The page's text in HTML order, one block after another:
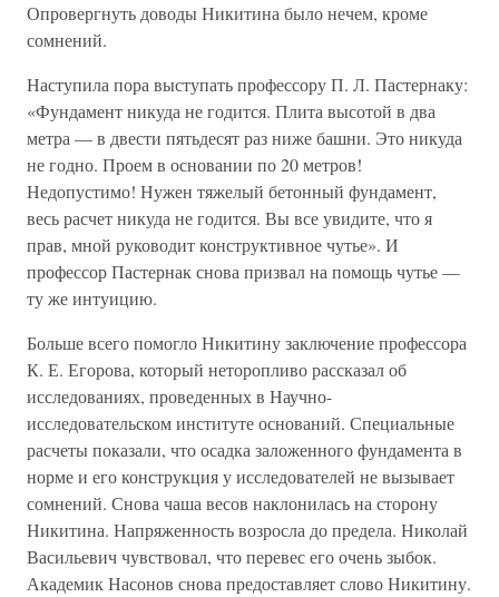
Опровергнуть доводы Никитина было нечем, кроме
сомнений.
Наступила пора выступать профессору П. Л. Пастернаку:
«Фундамент никуда не годится. Плита высотой в два
метра — в двести пятьдесят раз ниже башни. Это никуда
не годно. Проем в основании по 20 метров!
Недопустимо! Нужен тяжелый бетонный фундамент,
весь расчет никуда не годится. Вы все увидите, что я
прав, мной руководит конструктивное чутье». И
профессор Пастернак снова призвал на помощь чутье —
ту же интуицию.
Больше всего помогло Никитину заключение профессора
К. Е. Егорова, который неторопливо рассказал об
исследованиях, проведенных в Научно-
исследовательском институте оснований. Специальные
расчеты показали, что осадка заложенного фундамента в
норме и его конструкция у исследователей не вызывает
сомнений. Снова чаша весов наклонилась на сторону
Никитина. Напряженность возросла до предела. Николай
Васильевич чувствовал, что перевес его очень зыбок.
Академик Насонов снова предоставляет слово Никитину.